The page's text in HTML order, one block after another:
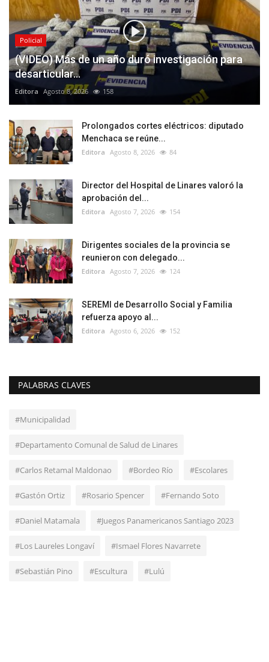
Policial
(VIDEO) Más de un año duró investigación para
desarticular...
Editora Agosto 8, 2026 158
Prolongados cortes eléctricos: diputado
Menchaca se reúne...
Editora Agosto 8, 2026 84
Director del Hospital de Linares valoró la
aprobación del...
Editora Agosto 7, 2026 154
Dirigentes sociales de la provincia se
reunieron con delegado...
Editora Agosto 7, 2026 124
SEREMI de Desarrollo Social y Familia
refuerza apoyo al...
Editora Agosto 6, 2026 152
PALABRAS CLAVES
#Municipalidad
#Departamento Comunal de Salud de Linares
#Carlos Retamal Maldonao #Bordeo Río #Escolares
#Gastón Ortiz #Rosario Spencer #Fernando Soto
#Daniel Matamala #Juegos Panamericanos Santiago 2023
#Los Laureles Longaví #Ismael Flores Navarrete
#Sebastián Pino #Escultura #Lulú